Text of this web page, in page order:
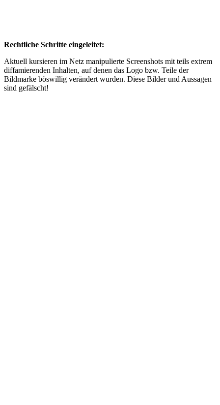
Rechtliche Schritte eingeleitet:
Aktuell kursieren im Netz manipulierte Screenshots mit teils extrem
diffamierenden Inhalten, auf denen das Logo bzw. Teile der
Bildmarke böswillig verändert wurden. Diese Bilder und Aussagen
sind gefälscht!